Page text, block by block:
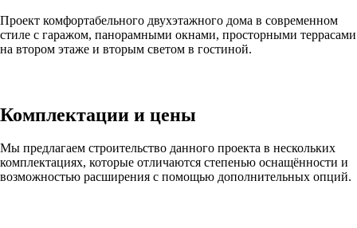
Проект комфортабельного двухэтажного дома в современном
стиле с гаражом, панорамными окнами, просторными террасами
на втором этаже и вторым светом в гостиной.
Комплектации и цены
Мы предлагаем строительство данного проекта в нескольких
комплектациях, которые отличаются степенью оснащённости и
возможностью расширения с помощью дополнительных опций.